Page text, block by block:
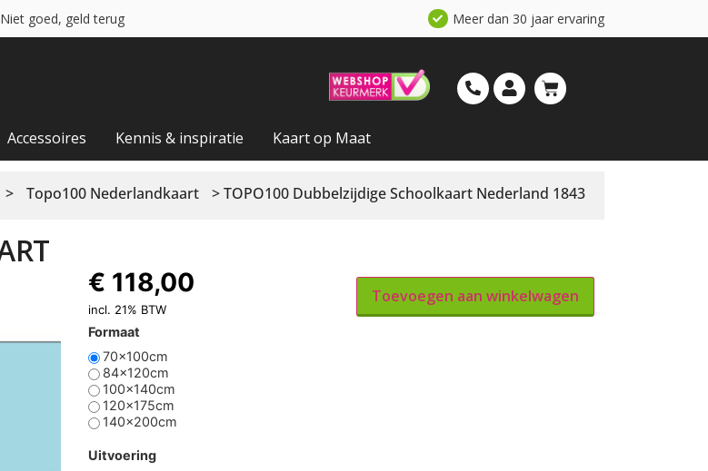
Niet goed, geld terug Meer dan 30 jaar ervaring
Accessoires Kennis & inspiratie Kaart op Maat
> Topo100 Nederlandkaart > TOPO100 Dubbelzijdige Schoolkaart Nederland 1843
Formaat
70x100cm
84x120cm
100x140cm
120x175cm
140x200cm
Uitvoering
€ 118,00
incl. 21% BTW
Toevoegen aan winkelwagen